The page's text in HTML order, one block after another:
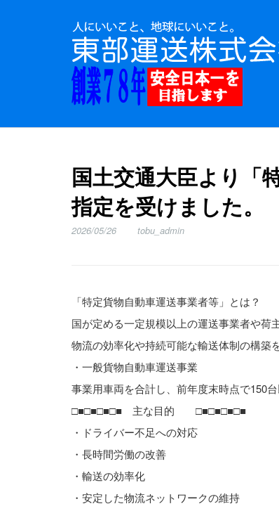
国土交通大臣より「
指定を受けました。
2026/05/26 tobu_admin
「特定貨物自動車運送事業者等」とは？
国が定める一定規模以上の運送事業者や荷
物流の効率化や持続可能な輸送体制の構築
・一般貨物自動車運送事業
事業用車両を合計し、前年度末時点で150
□■□■□■□■ 主な目的 □■□■□■□■
・ドライバー不足への対応
・長時間労働の改善
・輸送の効率化
・安定した物流ネットワークの維持